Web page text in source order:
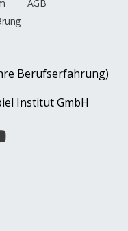
AGB
Berufserfahrung)
Institut GmbH